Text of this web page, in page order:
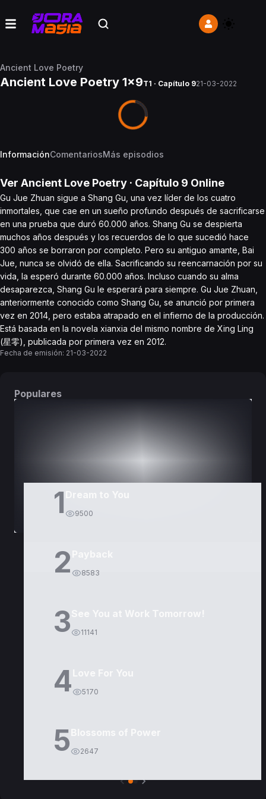
Ancient Love Poetry
Ancient Love Poetry 1x9T1 · Capítulo 921-03-2022
InformaciónComentariosMás episodios
Ver Ancient Love Poetry · Capítulo 9 Online
Gu Jue Zhuan sigue a Shang Gu, una vez líder de los cuatro
inmortales, que cae en un sueño profundo después de sacrificarse
en una prueba que duró 60.000 años. Shang Gu se despierta
muchos años después y los recuerdos de lo que sucedió hace
300 años se borraron por completo. Pero su antiguo amante, Bai
Jue, nunca se olvidó de ella. Sacrificando su reencarnación por su
vida, la esperó durante 60.000 años. Incluso cuando su alma
desaparezca, Shang Gu le esperará para siempre. Gu Jue Zhuan,
anteriormente conocido como Shang Gu, se anunció por primera
vez en 2014, pero estaba atrapado en el infierno de la producción.
Está basada en la novela xianxia del mismo nombre de Xing Ling
(星零), publicada por primera vez en 2012.
Fecha de emisión: 21-03-2022
Populares
1 9500
2 8583
3 11141
4 5170
5 2647